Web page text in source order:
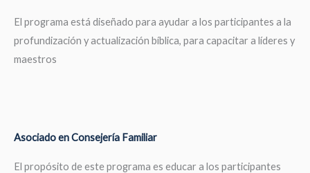
El programa está diseñado para ayudar a los participantes a la
profundización y actualización bíblica, para capacitar a líderes y
maestros
Asociado en Consejería Familiar
El propósito de este programa es educar a los participantes